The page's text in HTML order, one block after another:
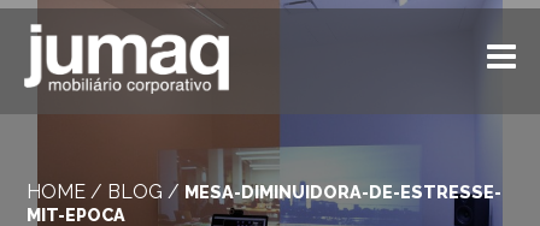
HOME / BLOG / MESA-DIMINUIDORA-DE-ESTRESSE-
MIT-EPOCA